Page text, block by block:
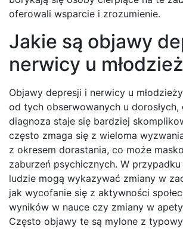
oferowali wsparcie i zrozumienie.
Jakie są objawy
nerwicy u
Objawy depresji i nerwicy u
od tych obserwowanych u dorosłych,
diagnoza staje się bardziej
często zmaga się z wieloma
z okresem dorastania, co może
zaburzeń psychicznych. W przypadku
ludzie mogą wykazywać zmiany w
jak wycofanie się z aktywności
wyników w nauce czy zmiany w
Często objawy te są mylone z